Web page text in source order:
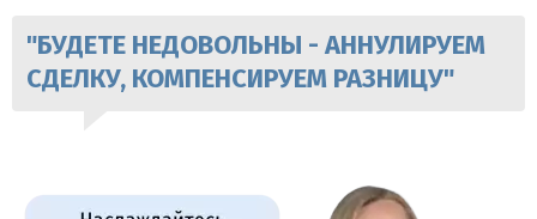
"БУДЕТЕ НЕДОВОЛЬНЫ - АННУЛИРУЕМ
СДЕЛКУ, КОМПЕНСИРУЕМ РАЗНИЦУ"